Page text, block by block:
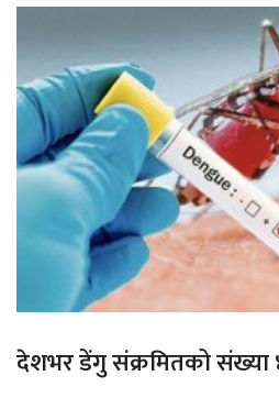
देशभर डेंगु संक्रमितको संख्या